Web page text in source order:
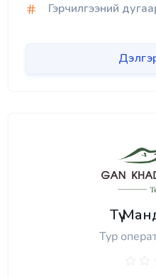
Гэрчилгээний
Түү
Тур